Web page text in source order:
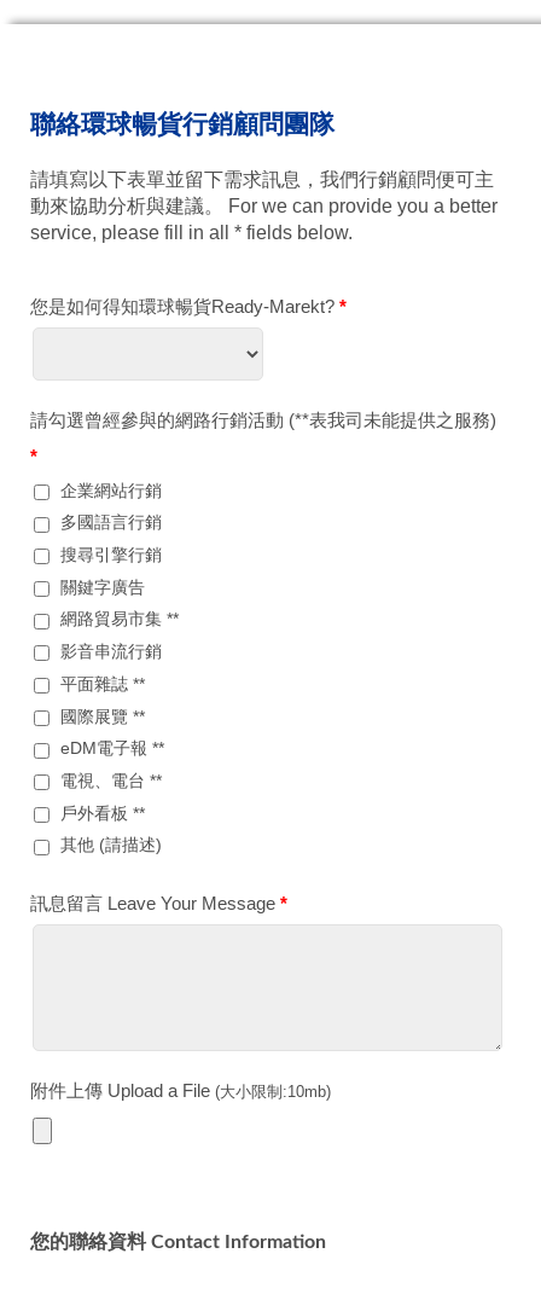
聯絡環球暢貨行銷顧問團隊
請填寫以下表單並留下需求訊息，我們行銷顧問便可主
動來協助分析與建議。 For we can provide you a better
service, please fill in all * fields below.
您是如何得知環球暢貨Ready-Marekt? *
請勾選曾經參與的網路行銷活動 (**表我司未能提供之服務)
*
企業網站行銷
多國語言行銷
搜尋引擎行銷
關鍵字廣告
網路貿易市集 **
影音串流行銷
平面雜誌 **
國際展覽 **
eDM電子報 **
電視、電台 **
戶外看板 **
其他 (請描述)
訊息留言 Leave Your Message *
附件上傳 Upload a File (大小限制:10mb)
您的聯絡資料 Contact Information